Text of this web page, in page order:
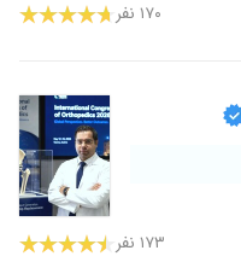
۱۷۰ نفر
۱۷۳ نفر